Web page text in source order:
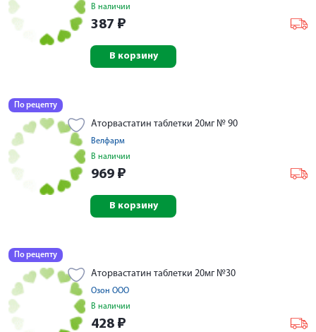
В наличии
387 ₽
В корзину
По рецепту
Аторвастатин таблетки 20мг № 90
Велфарм
В наличии
969 ₽
В корзину
По рецепту
Аторвастатин таблетки 20мг №30
Озон ООО
В наличии
428 ₽